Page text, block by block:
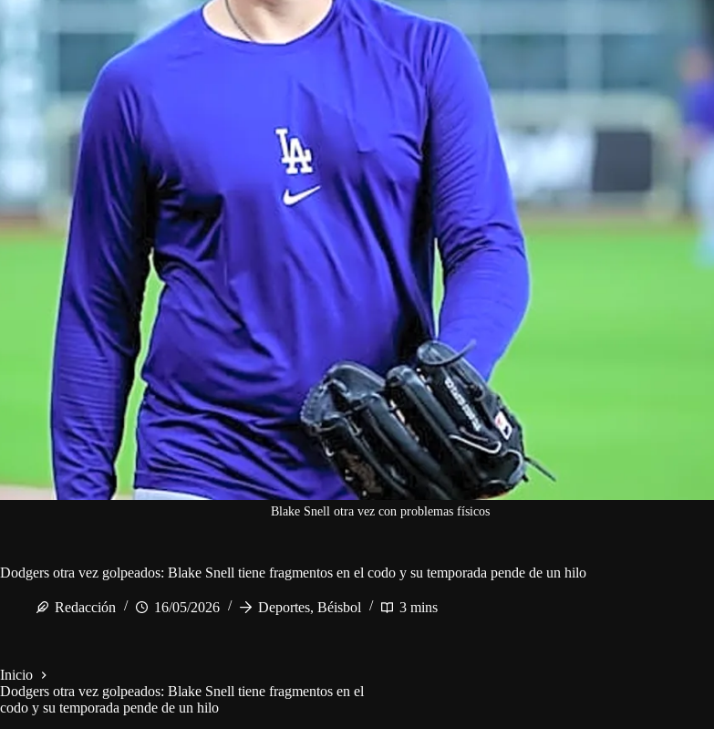
Blake Snell otra vez con problemas físicos
Dodgers otra vez golpeados: Blake Snell tiene fragmentos en el codo y su temporada pende de un hilo
Redacción 16/05/2026 Deportes, Béisbol 3 mins
Inicio
Dodgers otra vez golpeados: Blake Snell tiene fragmentos en el
codo y su temporada pende de un hilo